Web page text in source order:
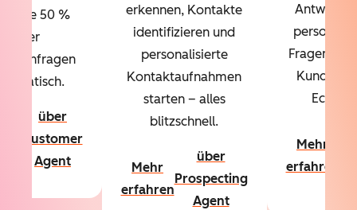
Sie 50 %
Ihrer
über
Customer
Agent
erkennen, Kontakte
identifizieren und
personalisierte
Kontaktaufnahmen
starten – alles
blitzschnell.
Mehr
erfahren
über
Prospecting
Agent
Fragen
Mehr
erfahren